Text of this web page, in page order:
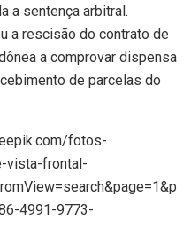
a sentença arbitral.
a rescisão do contrato de
a comprovar dispensa
de parcelas do
fotos-
vista-frontal-
4991-9773-